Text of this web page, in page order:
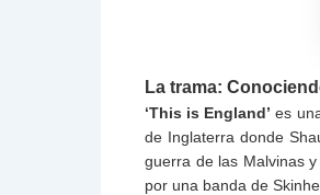
La trama:
‘This is England’ es
de Inglaterra donde
guerra de las Malvinas
por una banda de